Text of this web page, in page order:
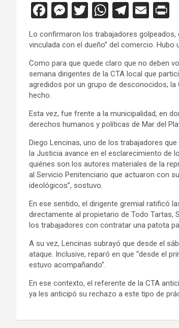
F
a
ce
b
o
o
k
M
es
se
n
g
er
T
wi
tt
er
W
h
at
s
A
p
p
T
e
gr
a
m
E
ail
ri
e
n
y
Lo confirmaron los trabajadores
vinculada con el dueño” del comercio.
Como para que quede claro que no deben
semana dirigentes de la CTA local que
agredidos por un grupo de desconocidos;
hecho.
Esta vez, fue frente a la municipalidad, en
derechos humanos y políticas de Mar del
Diego Lencinas, uno de los trabajadores
la Justicia avance en el esclarecimiento de
quiénes son los autores materiales de la
al Servicio Penitenciario que actuaron con
ideológicos”, sostuvo.
En ese sentido, el dirigente gremial ratificó
directamente al propietario de Todo Tartas,
los trabajadores con contratar una patota
A su vez, Lencinas subrayó que desde el
ataque. Inclusive, reparó en que “desde el
estuvo acompañando”.
En ese contexto, el referente de la CTA
ya les anticipó su rechazo a este tipo de